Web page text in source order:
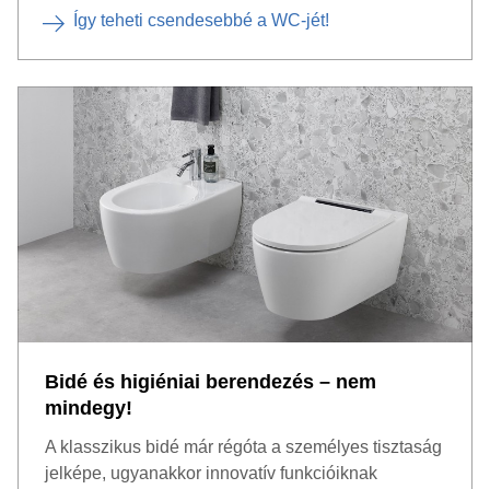
Így teheti csendesebbé a WC-jét!
Bidé és higiéniai berendezés – nem
mindegy!
A klasszikus bidé már régóta a személyes tisztaság
jelképe, ugyanakkor innovatív funkcióiknak